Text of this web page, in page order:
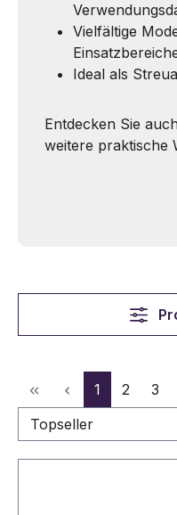
Vielfältige
Ideal als
Entdecken Sie
weitere praktische
Seite
1 Seite
2 3